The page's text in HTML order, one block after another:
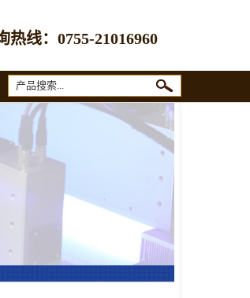
热线： 0755-21016960